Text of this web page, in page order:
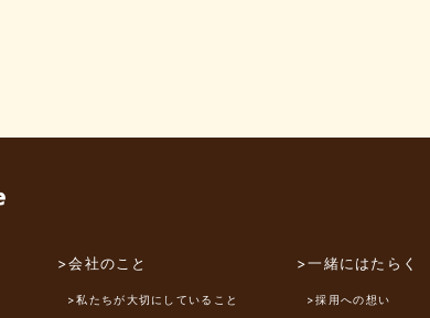
>会社のこと
>私たちが大切にしていること
>一緒にはたらく
>採用への想い